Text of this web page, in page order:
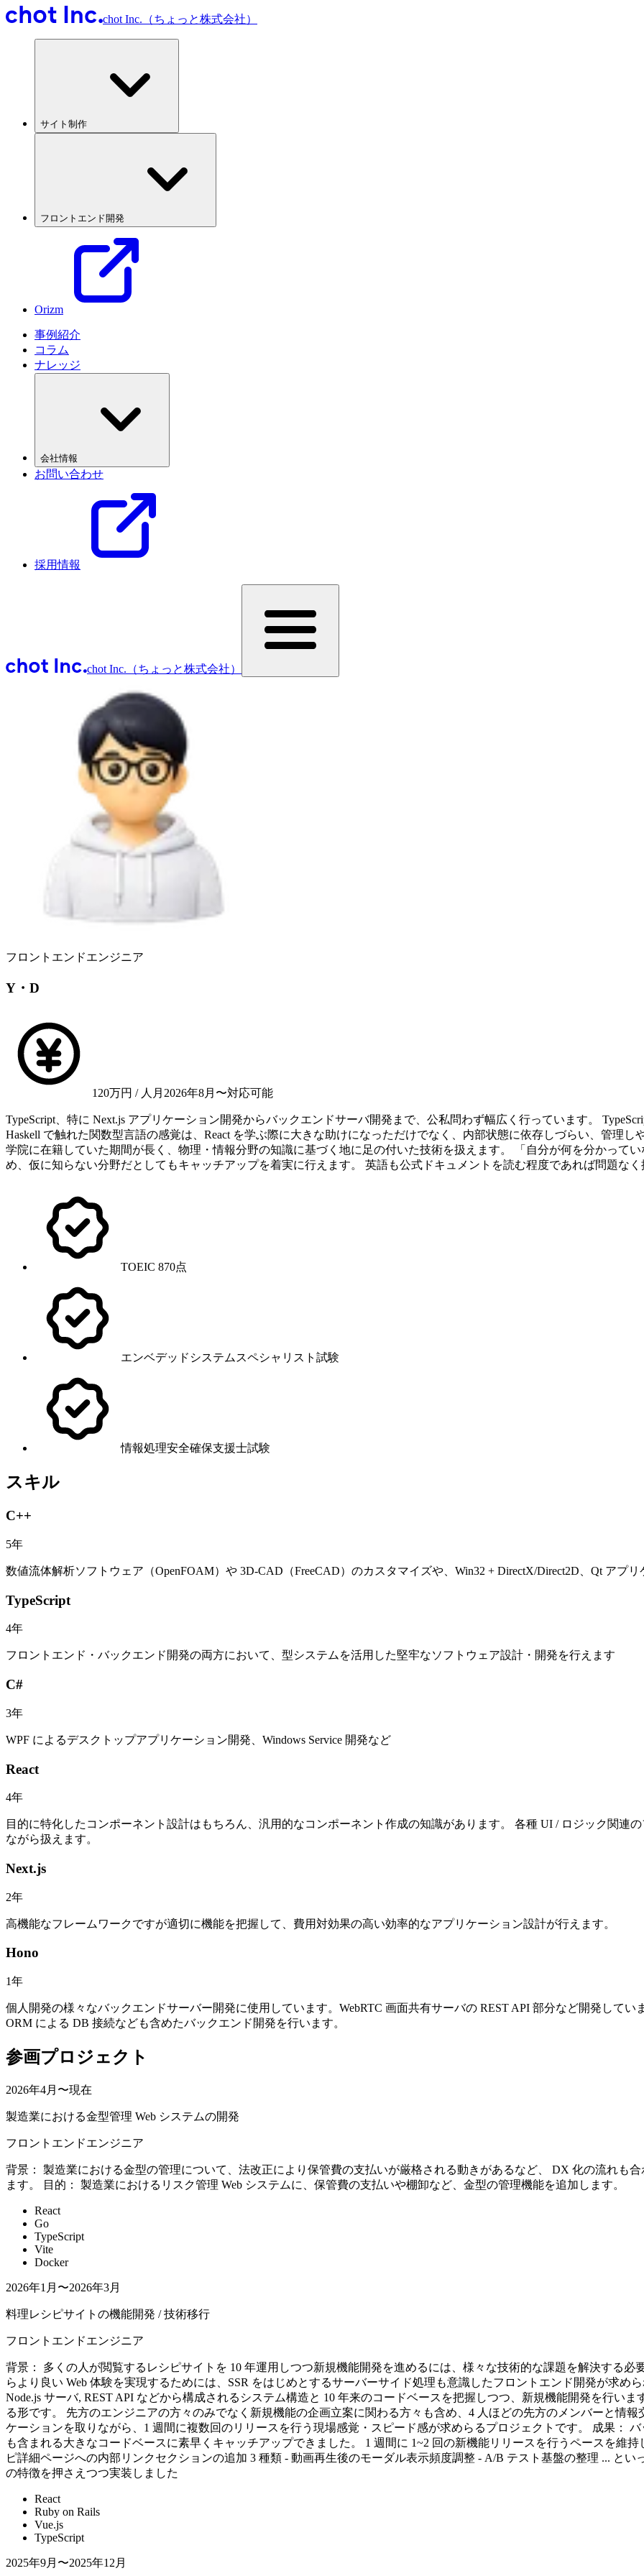
chot Inc.（ちょっと株式会社）
サイト制作
フロントエンド開発
Orizm
事例紹介
コラム
ナレッジ
会社情報
お問い合わせ
採用情報
chot Inc.（ちょっと株式会社）
フロントエンドエンジニア
Y・D
120万円 / 人月 2026年8月〜対応可能
TypeScript、特に Next.js アプリケーション開発からバックエンドサーバ開発まで、公私問わず幅広く行っています。
Haskell で触れた関数型言語の感覚は、React を学ぶ際に大きな助けになっただけでなく、内部状態に依存しづらい、管理
学院に在籍していた期間が長く、物理・情報分野の知識に基づく地に足の付いた技術を扱えます。 「自分が何を分かって
め、仮に知らない分野だとしてもキャッチアップを着実に行えます。 英語も公式ドキュメントを読む程度であれば問題なく
TOEIC 870点
エンベデッドシステムスペシャリスト試験
情報処理安全確保支援士試験
スキル
C++
5年
数値流体解析ソフトウェア（OpenFOAM）や 3D-CAD（FreeCAD）のカスタマイズや、Win32 + DirectX/Direct2D、Qt アプ
TypeScript
4年
フロントエンド・バックエンド開発の両方において、型システムを活用した堅牢なソフトウェア設計・開発を行えます
C#
3年
WPF によるデスクトップアプリケーション開発、Windows Service 開発など
React
4年
目的に特化したコンポーネント設計はもちろん、汎用的なコンポーネント作成の知識があります。 各種 UI / ロジック関連
ながら扱えます。
Next.js
2年
高機能なフレームワークですが適切に機能を把握して、費用対効果の高い効率的なアプリケーション設計が行えます。
Hono
1年
個人開発の様々なバックエンドサーバー開発に使用しています。WebRTC 画面共有サーバの REST API 部分など開発してい
ORM による DB 接続なども含めたバックエンド開発を行います。
参画プロジェクト
2026年4月〜現在
製造業における金型管理 Web システムの開発
フロントエンドエンジニア
背景： 製造業における金型の管理について、法改正により保管費の支払いが厳格される動きがあるなど、 DX 化の流れも
ます。 目的： 製造業におけるリスク管理 Web システムに、保管費の支払いや棚卸など、金型の管理機能を追加します。
React
Go
TypeScript
Vite
Docker
2026年1月〜2026年3月
料理レシピサイトの機能開発 / 技術移行
フロントエンドエンジニア
背景： 多くの人が閲覧するレシピサイトを 10 年運用しつつ新規機能開発を進めるには、様々な技術的な課題を解決する
らより良い Web 体験を実現するためには、SSR をはじめとするサーバーサイド処理も意識したフロントエンド開発が求め
Node.js サーバ, REST API などから構成されるシステム構造と 10 年来のコードベースを把握しつつ、新規機能開発を行い
る形です。 先方のエンジニアの方々のみでなく新規機能の企画立案に関わる方々も含め、4 人ほどの先方のメンバーと情
ケーションを取りながら、1 週間に複数回のリリースを行う現場感覚・スピード感が求めらるプロジェクトです。 成果：
も含まれる大きなコードベースに素早くキャッチアップできました。 1 週間に 1~2 回の新機能リリースを行うペースを維
ピ詳細ページへの内部リンクセクションの追加 3 種類 - 動画再生後のモーダル表示頻度調整 - A/B テスト基盤の整理 ... とい
の特徴を押さえつつ実装しました
React
Ruby on Rails
Vue.js
TypeScript
2025年9月〜2025年12月